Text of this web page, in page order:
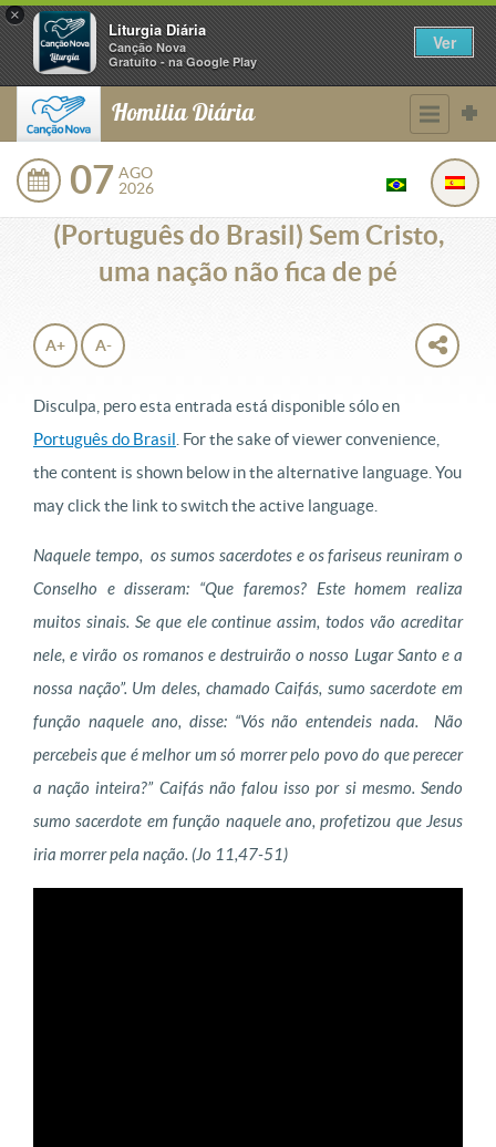
×
Liturgia Diária
Canção Nova
Gratuito - na Google Play
Ver
Homilia Diária
07 AGO
2026
(Português do Brasil) Sem Cristo,
uma nação não fica de pé
A+ A-
Disculpa, pero esta entrada está disponible sólo en
Português do Brasil . For the sake of viewer convenience,
the content is shown below in the alternative language. You
may click the link to switch the active language.
Naquele tempo, os sumos sacerdotes e os fariseus reuniram o
Conselho e disseram: “Que faremos? Este homem realiza
muitos sinais. Se que ele continue assim, todos vão acreditar
nele, e virão os romanos e destruirão o nosso Lugar Santo e a
nossa nação”. Um deles, chamado Caifás, sumo sacerdote em
função naquele ano, disse: “Vós não entendeis nada. Não
percebeis que é melhor um só morrer pelo povo do que perecer
a nação inteira?” Caifás não falou isso por si mesmo. Sendo
sumo sacerdote em função naquele ano, profetizou que Jesus
iria morrer pela nação. (Jo 11,47-51)